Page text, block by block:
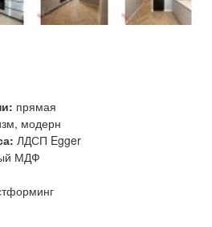
прямая
модерн
ЛДСП Egger
МДФ